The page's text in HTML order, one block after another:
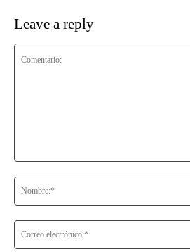
Leave a reply